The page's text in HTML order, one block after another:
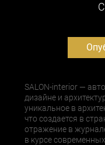
SALON-interior —
дизайне и
уникальное в
что создается в
отражение в
в курсе